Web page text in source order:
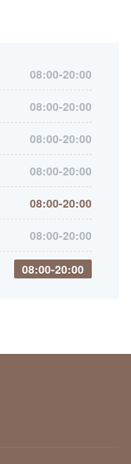
08:00-20:00
08:00-20:00
08:00-20:00
08:00-20:00
08:00-20:00
08:00-20:00
08:00-20:00